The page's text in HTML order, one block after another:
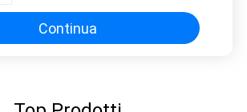
Continua